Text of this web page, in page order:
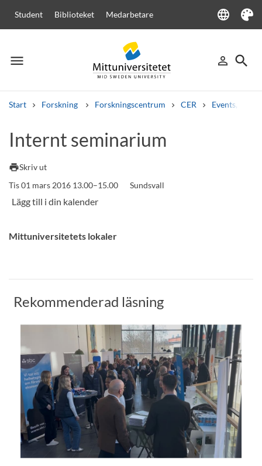
Student Biblioteket Medarbetare language
Language
Tema
menu
Meny person_outline
Logga in
search
Sök
Start Forskning Forskningscentrum CER Events,
Andra söktjänster
Kurser och program
Internt seminarium
printSkriv ut
Tis 01 mars 2016 13.00–15.00
Sundsvall
Mittuniversitetets lokaler
Rekommenderad läsning